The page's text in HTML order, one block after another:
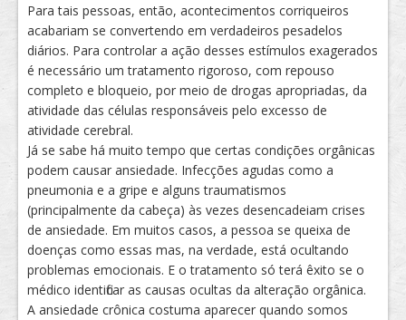
Para tais pessoas, então, acontecimentos corriqueiros
acabariam se convertendo em verdadeiros pesadelos
diários. Para controlar a ação desses estímulos exagerados
é necessário um tratamento rigoroso, com repouso
completo e bloqueio, por meio de drogas apropriadas, da
atividade das células responsáveis pelo excesso de
atividade cerebral.
Já se sabe há muito tempo que certas condições orgânicas
podem causar ansiedade. Infecções agudas como a
pneumonia e a gripe e alguns traumatismos
(principalmente da cabeça) às vezes desencadeiam crises
de ansiedade. Em muitos casos, a pessoa se queixa de
doenças como essas mas, na verdade, está ocultando
problemas emocionais. E o tratamento só terá êxito se o
médico identificar as causas ocultas da alteração orgânica.
A ansiedade crônica costuma aparecer quando somos